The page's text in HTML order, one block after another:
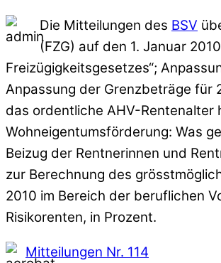
Die Mitteilungen des BSV
(FZG) auf den 1. Januar
Freizügigkeitsgesetzes“;
Anpassung der Grenzbeträge für
das ordentliche AHV-Rentenalter
Wohneigentumsförderung: Was
Beizug der Rentnerinnen und
zur Berechnung des
2010 im Bereich der beruflichen
Risikorenten, in Prozent.
Mitteilungen Nr. 114